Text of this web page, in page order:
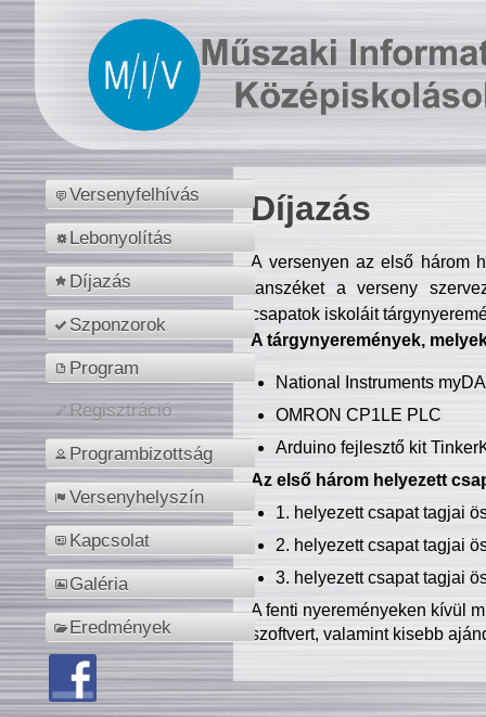
Versenyfelhívás
Lebonyolítás
Díjazás
Szponzorok
Program
Regisztráció
Programbizottság
Versenyhelyszín
Kapcsolat
Galéria
Eredmények
Díjazás
A versenyen az első három
tanszéket a verseny
csapatok iskoláit
A tárgynyeremények,
National Instruments
OMRON CP1LE PLC
Arduino fejlesztő kit
Az első három helyezett
1. helyezett csapat tagjai
2. helyezett csapat tagjai
3. helyezett csapat tagjai
A fenti nyereményeken kívül
szoftvert, valamint kisebb